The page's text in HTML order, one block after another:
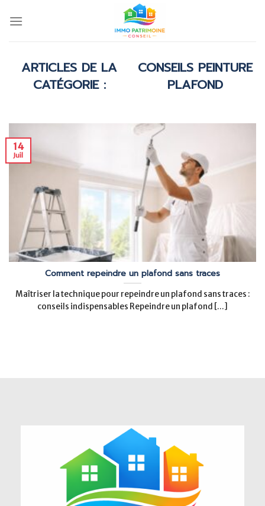
CONSEILS PEINTURE
PLAFOND
Comment repeindre un plafond sans traces
Maîtriser la technique pour repeindre un plafond sans traces :
conseils indispensables Repeindre un plafond [...]
14
Juil